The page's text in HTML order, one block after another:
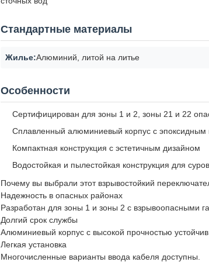
Стандартные материалы
Жилье:Алюминий, литой на литье
Особенности
Сертифицирован для зоны 1 и 2, зоны 21 и 22
Сплавленный алюминиевый корпус с
Компактная конструкция с эстетичным дизайном
Водостойкая и пылестойкая конструкция для
Почему вы выбрали этот взрывостойкий
Надежность в опасных районах
Разработан для зоны 1 и зоны 2 с взрывоопасными
Долгий срок службы
Алюминиевый корпус с высокой прочностью
Легкая установка
Многочисленные варианты ввода кабеля доступны.